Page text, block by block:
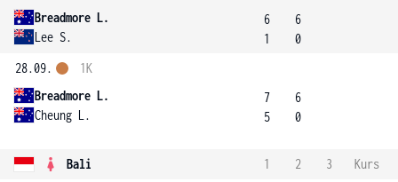
Breadmore L.
Lee S.
6
1
6
0
28.09.
Breadmore L.
Cheung L.
1K
7
5
6
0
Bali 1 2 3
Kurs